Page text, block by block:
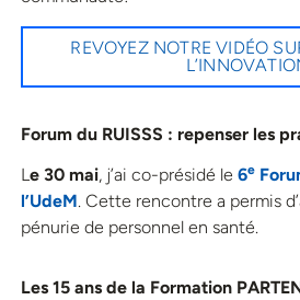
REVOYEZ NOTRE VIDÉO
Forum du RUISSS : repenser les
Le 30 mai, j’ai co-présidé le 6e
l’UdeM. Cette rencontre a permis
pénurie de personnel en santé.
Les 15 ans de la Formation